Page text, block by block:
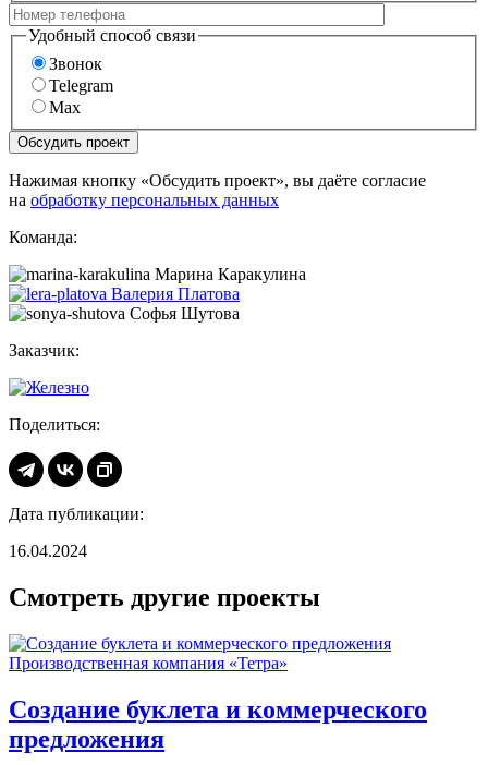
Удобный способ связи
Звонок
Telegram
Max
Нажимая кнопку «Обсудить проект», вы даёте согласие
на обработку персональных данных
Команда:
Марина Каракулина
Валерия Платова
Софья Шутова
Заказчик:
Поделиться:
Дата публикации:
16.04.2024
Смотреть другие проекты
Создание буклета и коммерческого
предложения